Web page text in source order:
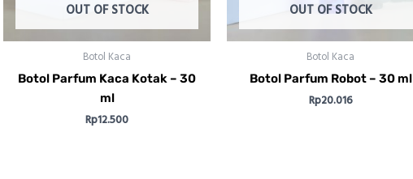
OUT OF STOCK
Botol Kaca
Botol Parfum Kaca Kotak – 30
ml
Rp12.500
OUT OF STOCK
Botol Kaca
Botol Parfum Robot – 30 ml
Rp20.016